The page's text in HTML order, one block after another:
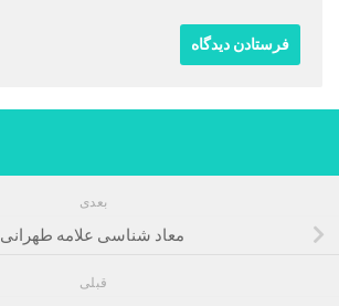
بعدی
معاد شناسی علامه طهرانی
قبلی